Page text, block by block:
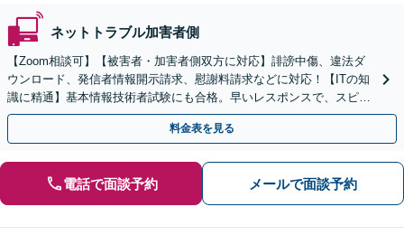
ネットトラブル加害者側
【Zoom相談可】【被害者・加害者側双方に対応】誹謗中傷、違法ダ
ウンロード、発信者情報開示請求、慰謝料請求などに対応！【ITの知
識に精通】基本情報技術者試験にも合格。早いレスポンスで、スピー
ド感を持って対応します。【Torrentの相談◎】
料金表を見る
電話で面談予約 メールで面談予約